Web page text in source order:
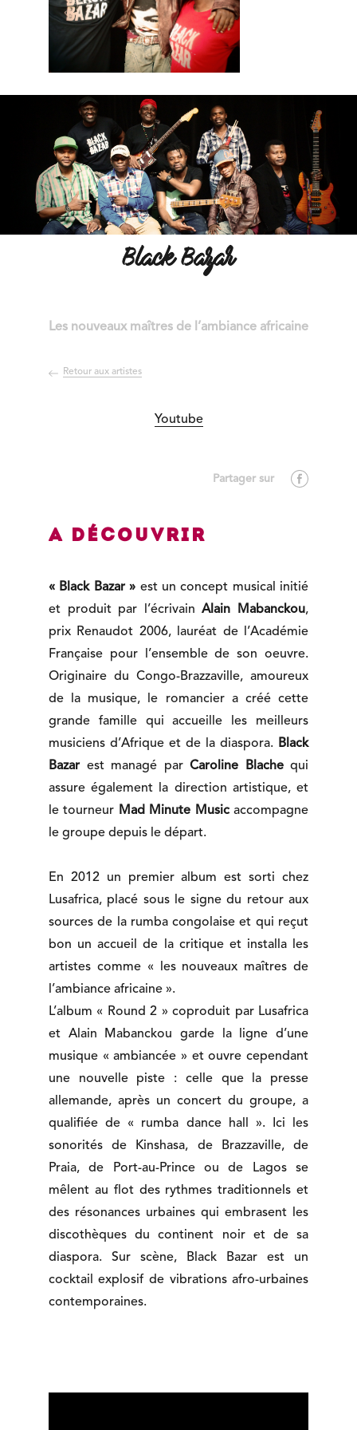
Black Bazar
Les nouveaux maîtres de l’ambiance africaine
Retour aux artistes
Youtube
A découvrir
« Black Bazar » est un concept musical initié
et produit par l’écrivainAlain Mabanckou,
prix Renaudot 2006, lauréat de l’Académie
Française pour l’ensemble de son oeuvre.
Originaire du Congo-Brazzaville, amoureux
de la musique, le romancier a créé cette
grande famille qui accueille les meilleurs
musiciens d’Afrique et de la diaspora. Black
Bazar est managé parCaroline Blachequi
assure également la direction artistique, et
le tourneur Mad Minute Musicaccompagne
le groupe depuis le départ.
En 2012 un premier album est sorti chez
Lusafrica, placé sous le signe du retour aux
sources de la rumba congolaise et qui reçut
bon un accueil de la critique et installa les
artistes comme « les nouveaux maîtres de
l’ambiance africaine ».
L’album « Round 2 » coproduit par Lusafrica
et Alain Mabanckou garde la ligne d’une
musique « ambiancée » et ouvre cependant
une nouvelle piste : celle que la presse
allemande, après un concert du groupe, a
qualifiée de « rumba dance hall ». Ici les
sonorités de Kinshasa, de Brazzaville, de
Praia, de Port-au-Prince ou de Lagos se
mêlent au flot des rythmes traditionnels et
des résonances urbaines qui embrasent les
discothèques du continent noir et de sa
diaspora. Sur scène, Black Bazar est un
cocktail explosif de vibrations afro-urbaines
contemporaines.